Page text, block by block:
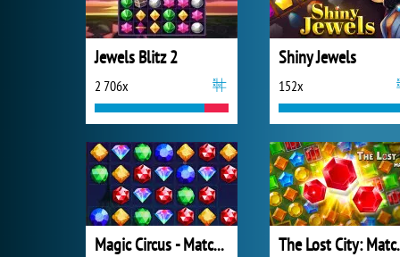
Jewels Blitz 2
2 706x
Shiny Jewels
152x
Magic Circus - Match 3 The